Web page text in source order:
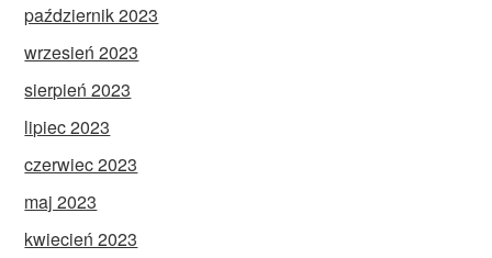
październik 2023
wrzesień 2023
sierpień 2023
lipiec 2023
czerwiec 2023
maj 2023
kwiecień 2023